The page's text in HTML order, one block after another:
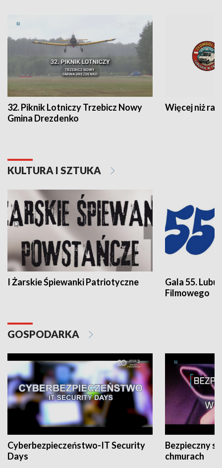
32. Piknik Lotniczy Trzebicz Nowy
Gmina Drezdenko
Więcej niż rajd
KULTURA I SZTUKA
I Żarskie Śpiewanki Patriotyczne
Gala 55.
Filmowego
GOSPODARKA
Cyberbezpieczeństwo-IT Security
Days
Bezpieczny
chmurach